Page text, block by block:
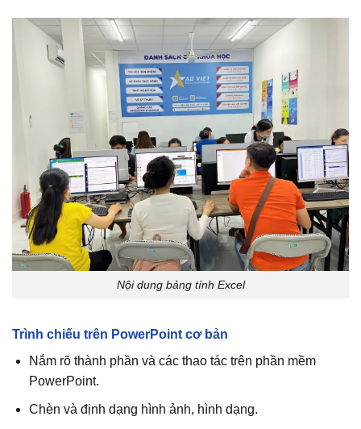
Nội dung bảng tính Excel
Trình chiếu trên PowerPoint cơ bản
Nắm rõ thành phần và các thao tác trên phần mềm
PowerPoint.
Chèn và định dạng hình ảnh, hình dạng.